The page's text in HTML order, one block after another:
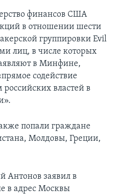
финансов США
в отношении шести
группировки Evil
лиц, в числе которых
в Минфине,
содействие
властей в
попали граждане
Молдовы, Греции,
Антонов заявил в
в адрес Москвы